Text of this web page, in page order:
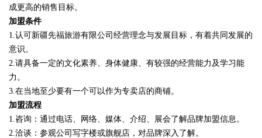
成更高的销售目标。
加盟条件
1.认可新疆先福旅游有限公司经营理念与发展目标，有着共同发展的
意识。
2.请具备一定的文化素养、身体健康、有较强的经营能力及学习能
力。
3.在当地至少要有一个可以作为专卖店的商铺。
加盟流程
1.咨询：通过电话、网络、媒体、介绍、展会了解品牌加盟信息。
2.洽谈：参观公司写字楼或旗舰店，对品牌深入了解。